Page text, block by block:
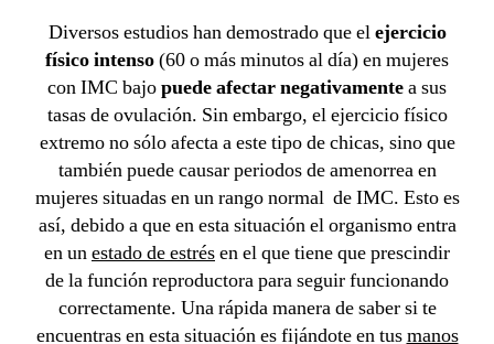
Diversos estudios han demostrado que elejercicio
físico intenso(60 o más minutos al día) en mujeres
con IMC bajopuede afectar negativamentea sus
tasas de ovulación. Sin embargo, el ejercicio físico
extremo no sólo afecta a este tipo de chicas, sino que
también puede causar periodos de amenorrea en
mujeres situadas en un rango normal de IMC. Esto es
así, debido a que en esta situación el organismo entra
en unestado de estrésen el que tiene que prescindir
de la función reproductora para seguir funcionando
correctamente. Una rápida manera de saber si te
encuentras en esta situación es fijándote en tusmanos